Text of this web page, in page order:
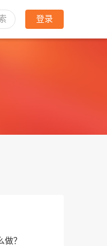
登录
做？